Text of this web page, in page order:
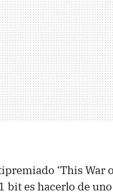
‘This War
es hacerlo de uno